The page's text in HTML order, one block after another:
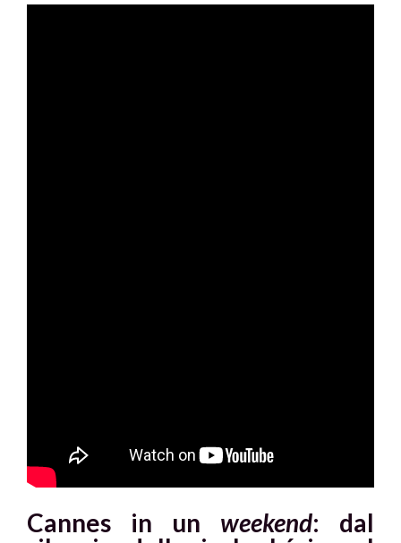
Cannes in un weekend: dal